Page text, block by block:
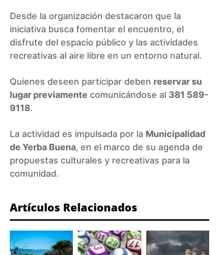
Desde la organización destacaron que la
iniciativa busca fomentar el encuentro, el
disfrute del espacio público y las actividades
recreativas al aire libre en un entorno natural.
Quienes deseen participar deben reservar su
lugar previamente comunicándose al 381 589-
9118.
La actividad es impulsada por la Municipalidad
de Yerba Buena, en el marco de su agenda de
propuestas culturales y recreativas para la
comunidad.
Artículos Relacionados